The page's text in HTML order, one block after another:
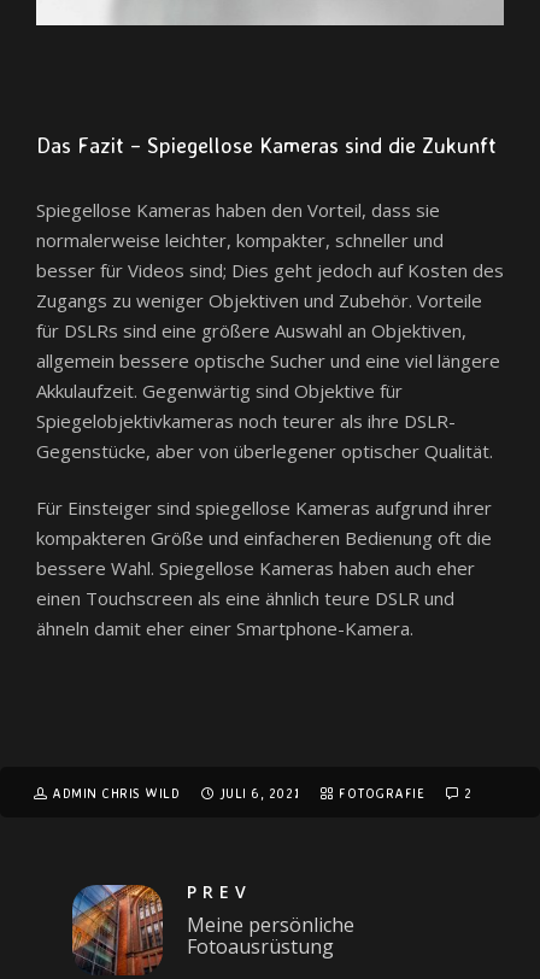
Das Fazit – Spiegellose Kameras sind die Zukunft
Spiegellose Kameras haben den Vorteil, dass sie
normalerweise leichter, kompakter, schneller und
besser für Videos sind; Dies geht jedoch auf Kosten des
Zugangs zu weniger Objektiven und Zubehör. Vorteile
für DSLRs sind eine größere Auswahl an Objektiven,
allgemein bessere optische Sucher und eine viel längere
Akkulaufzeit. Gegenwärtig sind Objektive für
Spiegelobjektivkameras noch teurer als ihre DSLR-
Gegenstücke, aber von überlegener optischer Qualität.
Für Einsteiger sind spiegellose Kameras aufgrund ihrer
kompakteren Größe und einfacheren Bedienung oft die
bessere Wahl. Spiegellose Kameras haben auch eher
einen Touchscreen als eine ähnlich teure DSLR und
ähneln damit eher einer Smartphone-Kamera.
ADMIN CHRIS WILD JULI 6, 2021 FOTOGRAFIE 2
PREV
Meine persönliche
Fotoausrüstung